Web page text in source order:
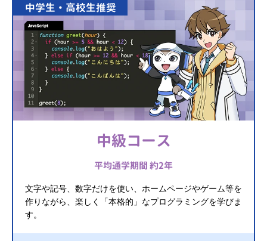
中学生・高校生推奨
中級コース
平均通学期間 約2年
文字や記号、数字だけを使い、ホームページやゲーム等を
作りながら、楽しく「本格的」なプログラミングを学びま
す。